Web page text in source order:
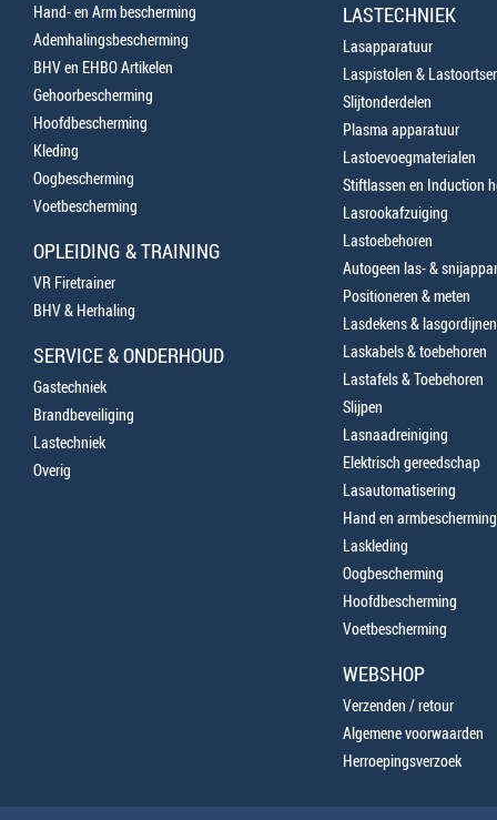
Hand- en Arm bescherming
Ademhalingsbescherming
BHV en EHBO Artikelen
Gehoorbescherming
Hoofdbescherming
Kleding
Oogbescherming
Voetbescherming
OPLEIDING & TRAINING
VR Firetrainer
BHV & Herhaling
SERVICE & ONDERHOUD
Gastechniek
Brandbeveiliging
Lastechniek
Overig
LASTECHNIEK
Lasapparatuur
Laspistolen &
Slijtonderdelen
Plasma apparatuur
Lastoevoegmaterialen
Stiftlassen en Induction
Lasrookafzuiging
Lastoebehoren
Autogeen las- &
Positioneren & meten
Lasdekens & lasgordijnen
Laskabels & toebehoren
Lastafels & Toebehoren
Slijpen
Lasnaadreiniging
Elektrisch gereedschap
Lasautomatisering
Hand en armbescherming
Laskleding
Oogbescherming
Hoofdbescherming
Voetbescherming
WEBSHOP
Verzenden / retour
Algemene voorwaarden
Herroepingsverzoek